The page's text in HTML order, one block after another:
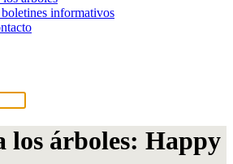
informativos
los árboles: Happy